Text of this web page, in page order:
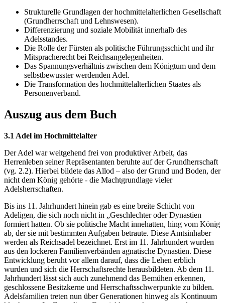
Strukturelle Grundlagen der hochmittelalterlichen Gesellschaft
(Grundherrschaft und Lehnswesen).
Differenzierung und soziale Mobilität innerhalb des
Adelsstandes.
Die Rolle der Fürsten als politische Führungsschicht und ihr
Mitspracherecht bei Reichsangelegenheiten.
Das Spannungsverhältnis zwischen dem Königtum und dem
selbstbewusster werdenden Adel.
Die Transformation des hochmittelalterlichen Staates als
Personenverband.
Auszug aus dem Buch
3.1 Adel im Hochmittelalter
Der Adel war weitgehend frei von produktiver Arbeit, das
Herrenleben seiner Repräsentanten beruhte auf der Grundherrschaft
(vg. 2.2). Hierbei bildete das Allod – also der Grund und Boden, der
nicht dem König gehörte - die Machtgrundlage vieler
Adelsherrschaften.
Bis ins 11. Jahrhundert hinein gab es eine breite Schicht von
Adeligen, die sich noch nicht in „Geschlechter oder Dynastien
formiert hatten. Ob sie politische Macht innehatten, hing vom König
ab, der sie mit bestimmten Aufgaben betraute. Diese Amtsinhaber
werden als Reichsadel bezeichnet. Erst im 11. Jahrhundert wurden
aus den lockeren Familienverbänden agnatische Dynastien. Diese
Entwicklung beruht vor allem darauf, dass die Lehen erblich
wurden und sich die Herrschaftsrechte herausbildeten. Ab dem 11.
Jahrhundert lässt sich auch zunehmend das Bemühen erkennen,
geschlossene Besitzkerne und Herrschaftsschwerpunkte zu bilden.
Adelsfamilien treten nun über Generationen hinweg als Kontinuum